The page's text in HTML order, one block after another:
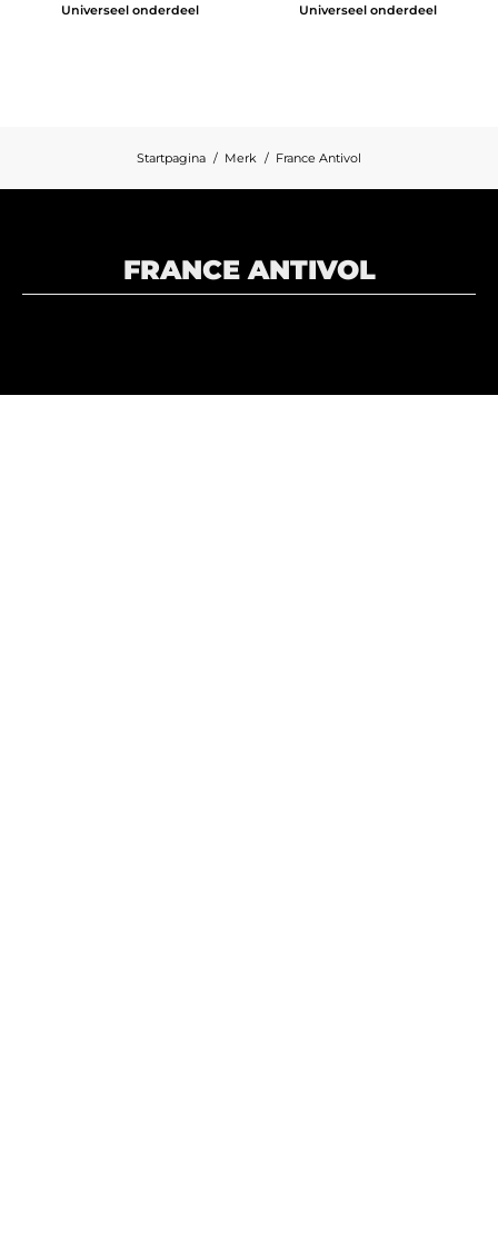
Universeel onderdeel Universeel onderdeel
Startpagina Merk France Antivol
FRANCE ANTIVOL